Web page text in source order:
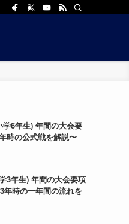
学6年生) 年間の大会要
時の公式戦を解説〜
3年生) 年間の大会要項
年時の一年間の流れを